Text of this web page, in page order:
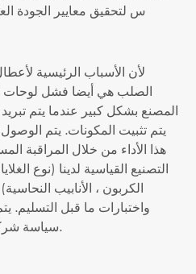
س لتحقيق معايير الجودة
لأن الأسباب الرئيسية
الصلب هي أيضا فشل لوحات
المصنع بشكل كبير عندما يتم تبريد
هذا الأداء من خلال المراقبة
التصنيع القياسية لدينا (نوع
الكربون ، الأنابيب
واختبارات ما قبل التسليم.
سياسة شركة التسليم في الوقت المحدد.